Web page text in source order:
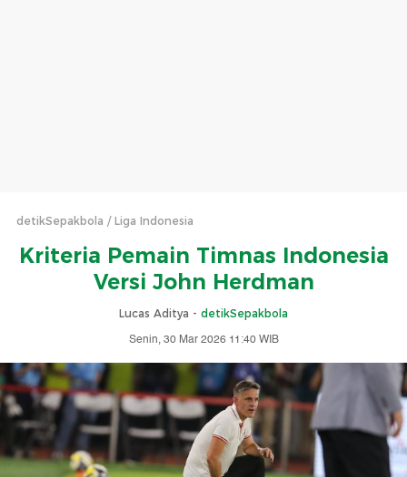
detikSepakbola Liga Indonesia
Kriteria Pemain Timnas Indonesia
Versi John Herdman
Lucas Aditya - detikSepakbola
Senin, 30 Mar 2026 11:40 WIB